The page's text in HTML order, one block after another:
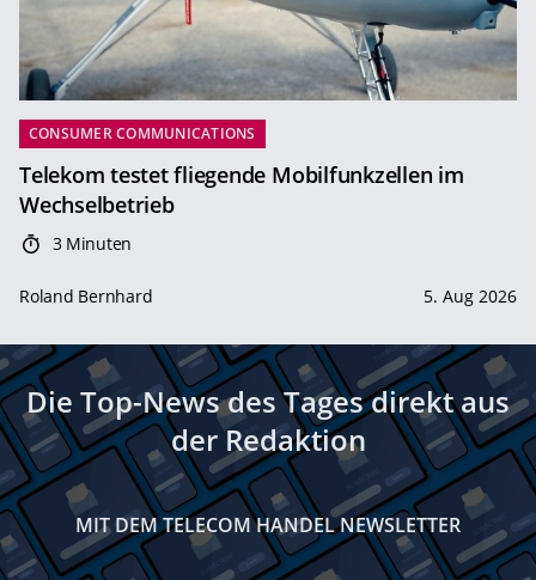
CONSUMER COMMUNICATIONS
Telekom testet fliegende Mobilfunkzellen im
Wechselbetrieb
3 Minuten
Roland Bernhard 5. Aug 2026
Die Top-News des Tages direkt aus
der Redaktion
MIT DEM TELECOM HANDEL NEWSLETTER